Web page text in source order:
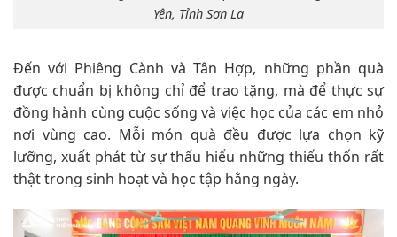
Yên, Tỉnh Sơn La
Đến với Phiêng Cành và Tân Hợp, những phần quà
được chuẩn bị không chỉ để trao tặng, mà để thực sự
đồng hành cùng cuộc sống và việc học của các em nhỏ
nơi vùng cao. Mỗi món quà đều được lựa chọn kỹ
lưỡng, xuất phát từ sự thấu hiểu những thiếu thốn rất
thật trong sinh hoạt và học tập hằng ngày.